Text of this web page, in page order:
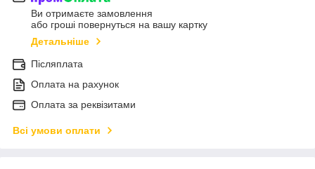
Ви отримаєте замовлення
або гроші повернуться на вашу картку
Детальніше
Післяплата
Оплата на рахунок
Оплата за реквізитами
Всі умови оплати